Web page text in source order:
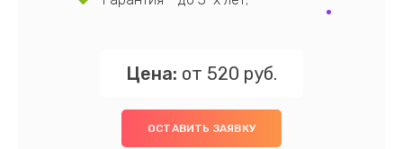
Цена: от 520 руб.
ОСТАВИТЬ ЗАЯВКУ